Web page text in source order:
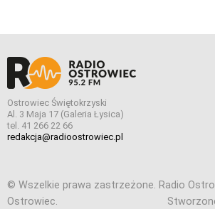
Ostrowiec Świętokrzyski
Al. 3 Maja 17 (Galeria Łysica)
tel. 41 266 22 66
redakcja@radioostrowiec.pl
© Wszelkie prawa zastrzeżone. Radio
Ostrowiec.